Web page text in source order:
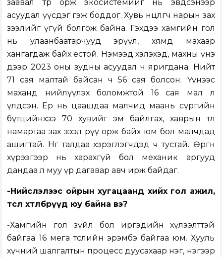
заавал төр орж экосистемийг нь эвдсэнээр
асуудал үүсдэг гэж боддог. Хувь нөөцлөгч нарын зах
зээлийг үгүй болгож байна. Гэхдээ хамгийн гол
нь улаанбаатарчууд эрүүл, хямд махаар
хангагдаж байх ёстой. Нэмээд хэлэхэд, махны үнэ
дээр 2023 оны зудны асуудал ч яригдана. Нийт
71 сая малтай байсан ч 56 сая болсон. Үүнээс
маханд нийлүүлэх боломжтой 16 сая мал л
үлдсэн. Ер нь цаашдаа малчид маань сүргийн
бүтцийнхээ 70 хувийг эм байлгах, хаврын төл
намартаа зах зээл рүү орж байх юм бол малчдад
ашигтай. Нөгөө талдаа хэрэглэгчдэд ч тустай. Өргөн
хүрээгээр нь харахгүй бол механик аргууд
дандаа л муу үр дагавар авч ирж байдаг.
-Нийслэлээс ойрын хугацаанд хийх гол ажил,
төсөл хөтөлбөрүүд юу байна вэ?
-Хамгийн гол зүйл бол иргэдийн хүлээлттэй
байгаа 16 мега төслийн эрэмбэ байгаа юм. Хууль
хүчний шалгалтын процесс дуусахаар нэг, нэгээр